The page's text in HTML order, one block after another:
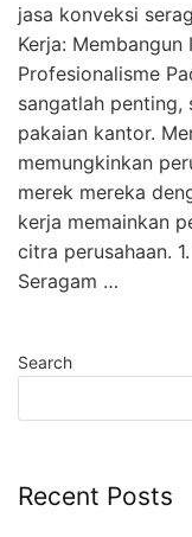
jasa konveksi
Kerja:
Profesionalisme
sangatlah penting,
pakaian kantor.
memungkinkan
merek mereka
kerja memainkan
citra perusahaan.
Seragam …
Search
Recent Posts